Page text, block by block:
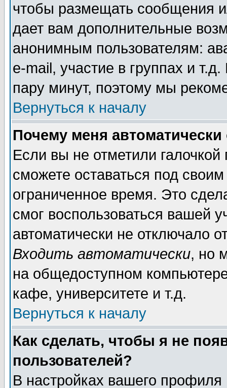
чтобы размещать сообщения
дает вам дополнительные
анонимным пользователям:
e-mail, участие в группах и
пару минут, поэтому мы
Вернуться к началу
Почему меня автоматически
Если вы не отметили галочкой
сможете оставаться под
ограниченное время. Это
смог воспользоваться вашей
автоматически не отключало
Входить автоматически, но
на общедоступном
кафе, университете и т.д.
Вернуться к началу
Как сделать, чтобы я не
пользователей?
В настройках вашего